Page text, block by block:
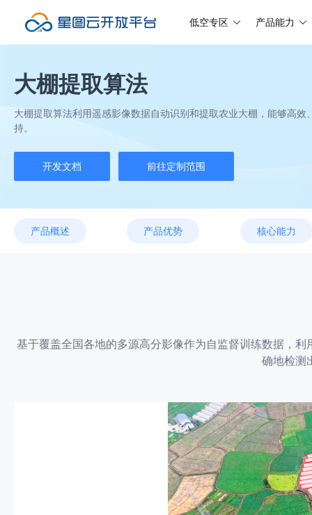
低空专区 产品能力
大棚提取算法
大棚提取算法利用遥感影像数据自动识别和提取农业大棚，能够高
持。
开发文档 前往定制范围
产品概述 产品优势 核心能力
基于覆盖全国各地的多源高分影像作为自监督训练数据，
确地检测